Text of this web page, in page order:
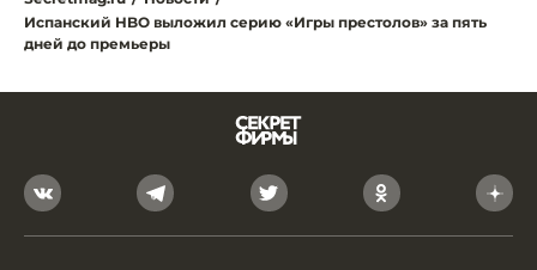
Испанский HBO выложил серию «Игры престолов» за пять
дней до премьеры